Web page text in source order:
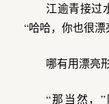
江逾青接过
“哈哈，你也很漂
哪有用漂亮
“那当然，